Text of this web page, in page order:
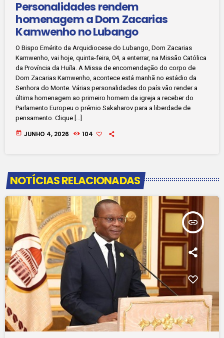
Personalidades rendem
homenagem a Dom Zacarias
Kamwenho no Lubango
O Bispo Emérito da Arquidiocese do Lubango, Dom Zacarias
Kamwenho, vai hoje, quinta-feira, 04, a enterrar, na Missão Católica
da Província da Huíla. A Missa de encomendação do corpo de
Dom Zacarias Kamwenho, acontece está manhã no estádio da
Senhora do Monte. Várias personalidades do país vão render a
última homenagem ao primeiro homem da igreja a receber do
Parlamento Europeu o prémio Sakaharov para a liberdade de
pensamento. Clique […]
today JUNHO 4, 2026 104
NOTÍCIAS RELACIONADAS
insert_link